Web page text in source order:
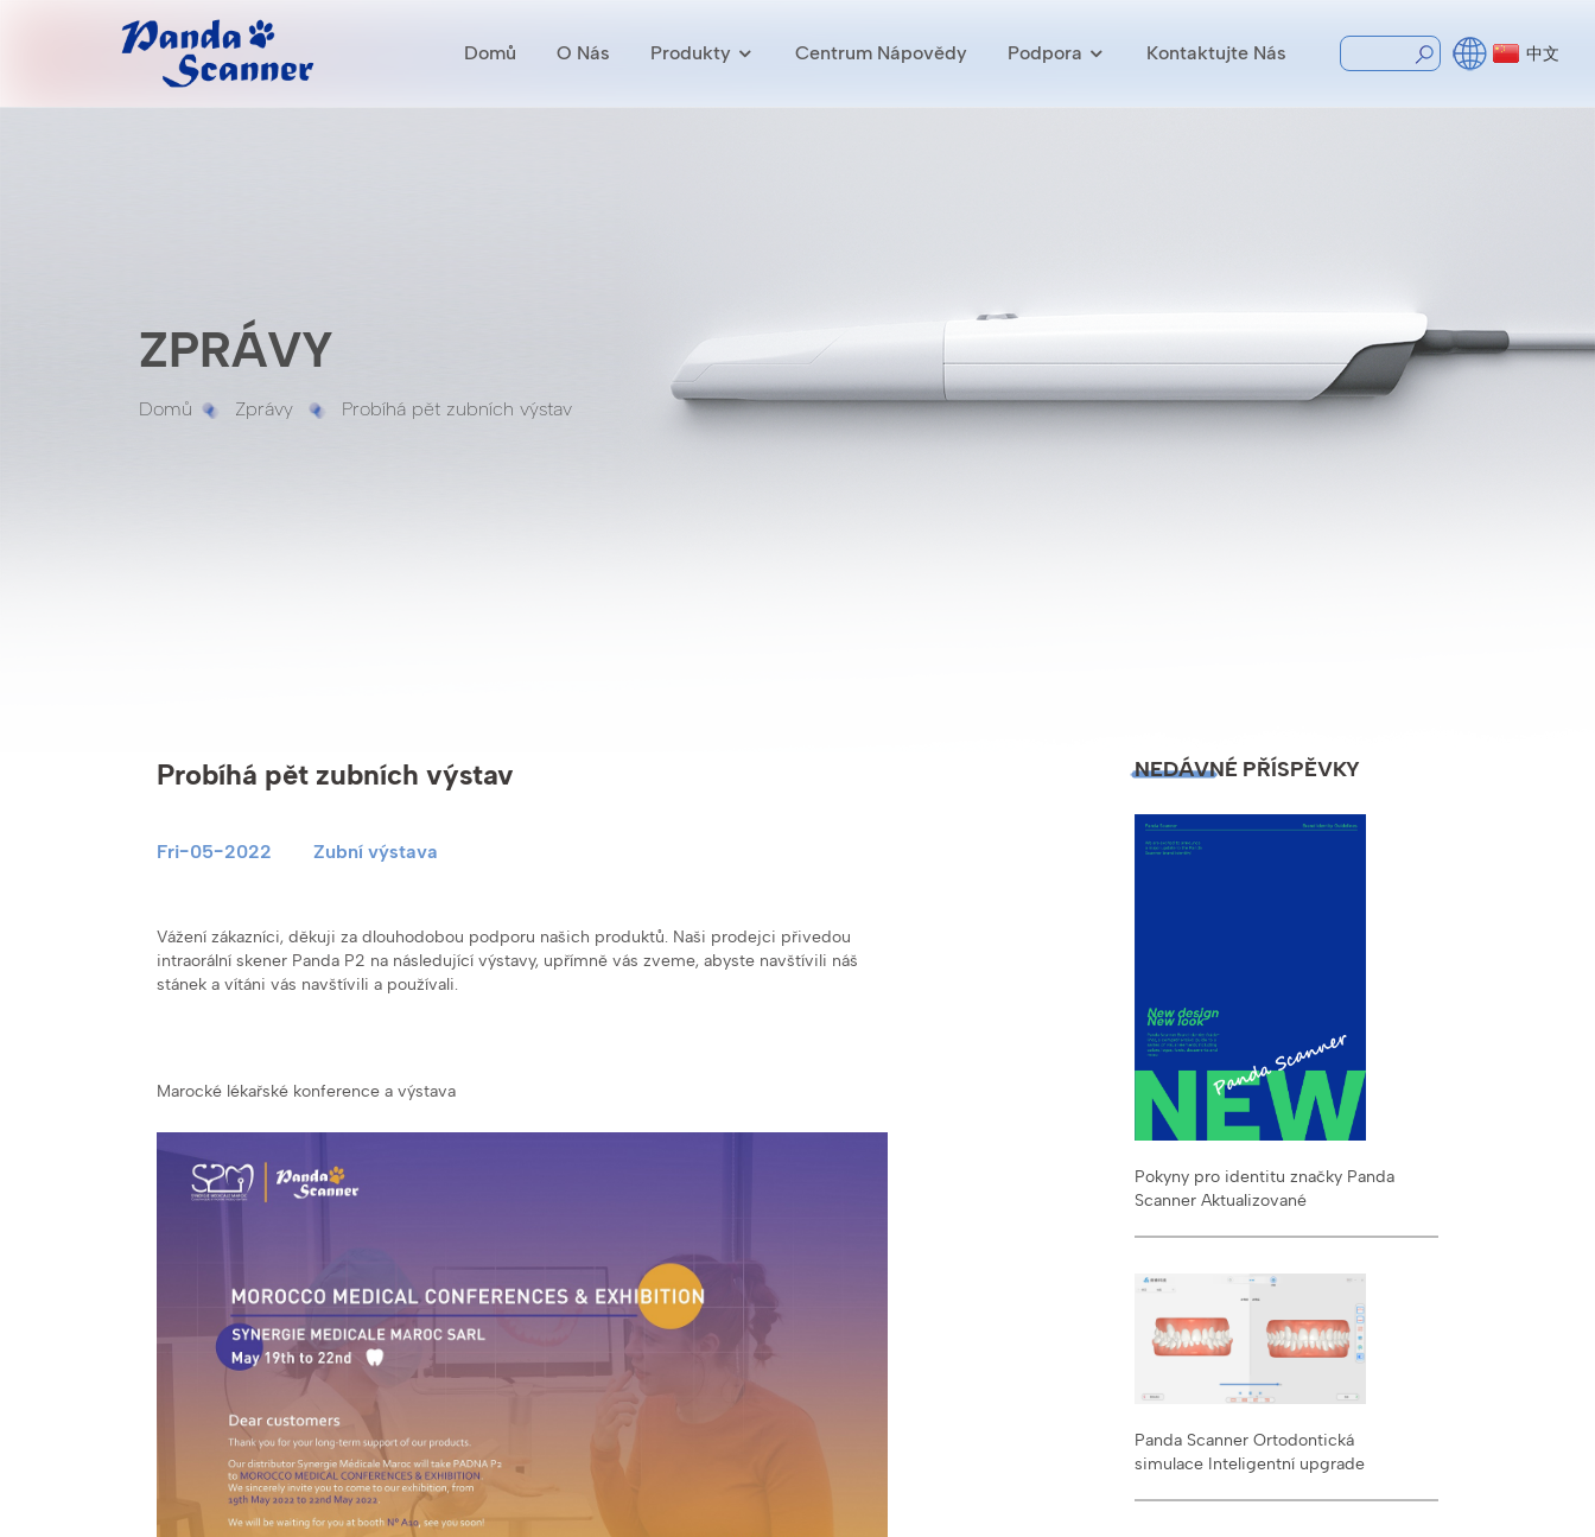
Domů O Nás Produkty Centrum Nápovědy Podpora Kontaktujte Nás 中文
ZPRÁVY
Domů Zprávy Probíhá pět zubních výstav
Probíhá pět zubních výstav
Fri-05-2022 Zubní výstava
Vážení zákazníci, děkuji za dlouhodobou podporu našich produktů. Naši prodejci přivedou
intraorální skener Panda P2 na následující výstavy, upřímně vás zveme, abyste navštívili náš
stánek a vítáni vás navštívili a používali.
Marocké lékařské konference a výstava
NEDÁVNÉ PŘÍSPĚVKY
Pokyny pro identitu značky Panda
Scanner Aktualizované
Panda Scanner Ortodontická
simulace Inteligentní upgrade